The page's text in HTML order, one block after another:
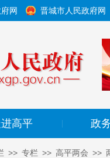
网 晋城市人民政府网
高平 政
>> 专栏 >> 高平两会 >>